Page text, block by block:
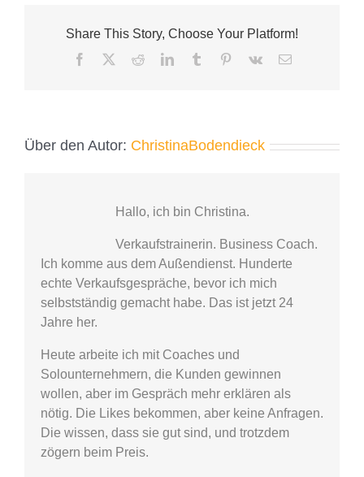
Share This Story, Choose Your Platform!
Facebook RedditLinkedInTumblr Pinterest
Vk
E-
Über den Autor: ChristinaBodendieck
Hallo, ich bin Christina.
Verkaufstrainerin. Business Coach.
Ich komme aus dem Außendienst. Hunderte
echte Verkaufsgespräche, bevor ich mich
selbstständig gemacht habe. Das ist jetzt 24
Jahre her.
Heute arbeite ich mit Coaches und
Solounternehmern, die Kunden gewinnen
wollen, aber im Gespräch mehr erklären als
nötig. Die Likes bekommen, aber keine Anfragen.
Die wissen, dass sie gut sind, und trotzdem
zögern beim Preis.